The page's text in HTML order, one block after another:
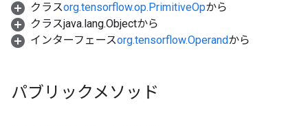
クラスorg.tensorflow.op.PrimitiveOpから
クラスjava.lang.Objectから
インターフェースorg.tensorflow.Operandから
パブリックメソッド